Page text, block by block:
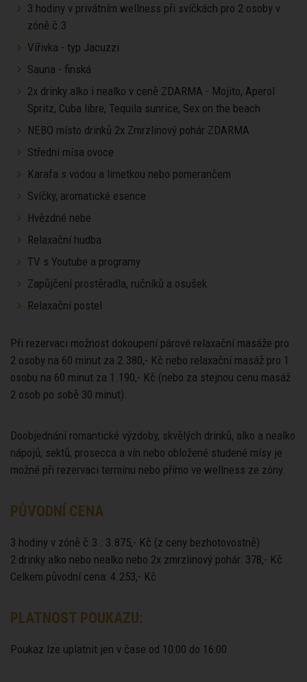
3 hodiny v privátním wellness při svíčkách pro 2 osoby v
zóně č.3
Vířivka - typ Jacuzzi
Sauna - finská
2x drinky alko i nealko v ceně ZDARMA - Mojito, Aperol
Spritz, Cuba libre, Tequila sunrice, Sex on the beach
NEBO místo drinků 2x Zmrzlinový pohár ZDARMA
Střední mísa ovoce
Karafa s vodou a limetkou nebo pomerančem
Svíčky, aromatické esence
Hvězdné nebe
Relaxační hudba
TV s Youtube a programy
Zapůjčení prostěradla, ručníků a osušek
Relaxační postel
Při rezervaci možnost dokoupení párové relaxační masáže pro
2 osoby na 60 minut za 2.380,- Kč nebo relaxační masáž pro 1
osobu na 60 minut za 1.190,- Kč (nebo za stejnou cenu masáž
2 osob po sobě 30 minut).
Doobjednání romantické výzdoby, skvělých drinků, alko a nealko
nápojů, sektů, prosecca a vín nebo obložené studené mísy je
možné při rezervaci termínu nebo přímo ve wellness ze zóny.
PŮVODNÍ CENA
3 hodiny v zóně č.3.: 3.875,- Kč (z ceny bezhotovostně)
2 drinky alko nebo nealko nebo 2x zmrzlinový pohár: 378,- Kč
Celkem původní cena: 4.253,- Kč
PLATNOST POUKAZU:
Poukaz lze uplatnit jen v čase od 10:00 do 16:00